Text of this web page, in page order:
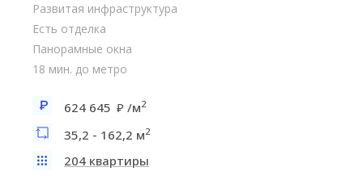
Развитая инфраструктура
Есть отделка
Панорамные окна
18 мин. до метро
624 645 /м2
35,2 - 162,2 м2
204 квартиры